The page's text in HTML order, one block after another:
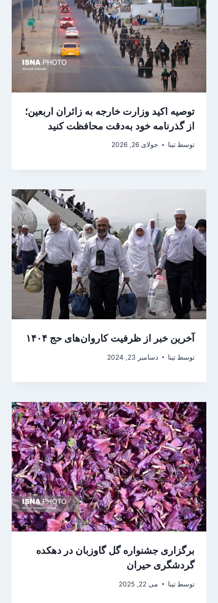
توصیه اکید وزارت خارجه به زائران اربعین؛
از گذرنامه خود به‌دقت محافظت کنید
توسط تینا جولای 26, 2026
آخرین خبر از ظرفیت کاروان‌های حج ۱۴۰۴
توسط تینا دسامبر 23, 2024
برگزاری جشنواره گل گاوزبان در دهکده
گردشگری حیران
توسط تینا می 22, 2025